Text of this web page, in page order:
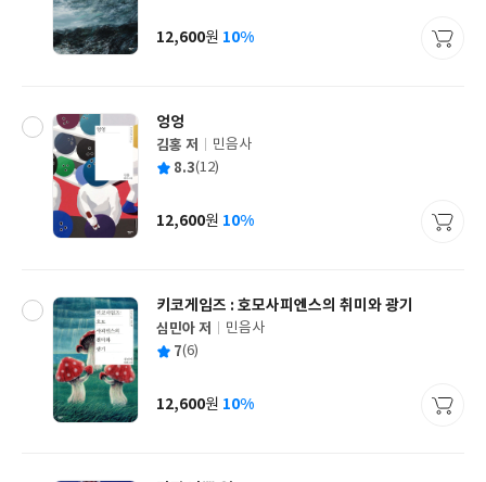
사
가
12,600원 10%
엉엉
글
쓴
김홍 저
출
사
민음사
평 8.3(12)
가
12,600원 10%
키코게임즈 : 호모사피엔스의 취미와 광기
글
쓴
심민아 저
출
사
민음사
평 7(6)
가
12,600원 10%